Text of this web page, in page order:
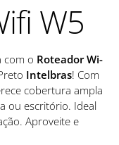
W5
com o Roteador Wi-
Intelbras! Com
cobertura ampla
ou escritório. Ideal
Aproveite e